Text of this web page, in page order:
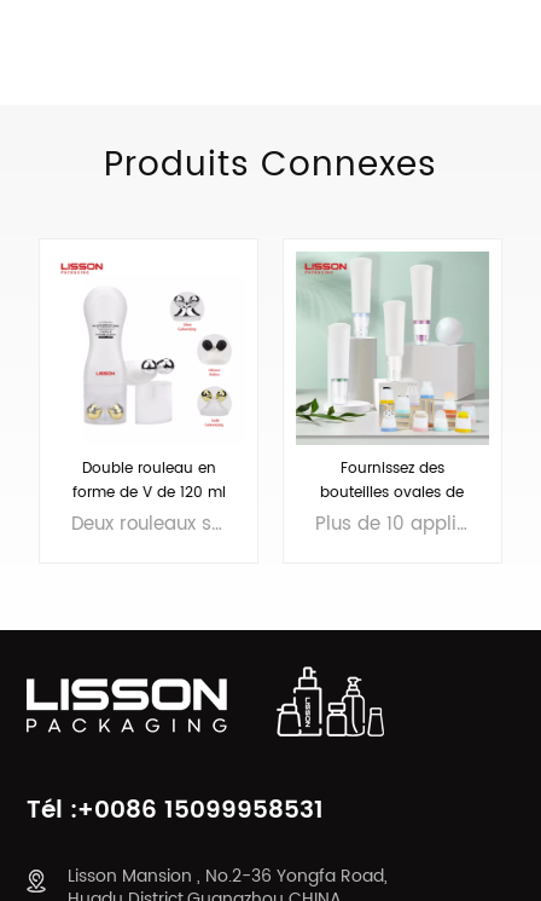
Produits Connexes
Double rouleau en
forme de V de 120 ml
sur bouteille pourDeux rouleaux sur la bouteille, design en V, les rouleaux peuvent être en ABS ou en silicone, adaptés au massage corporel
APPRENDRE
Fournissez des
bouteilles ovales de
soins de la peau
cosmétiques de 45 ml
Plus de 10 applicateurs : rouleau en silicone, billes en acier inoxydable, rouleau éponge, applicateurs à pinceaux, etc. Convient pour les produits de fond de teint, anti-cernes, apprêt, corps mince, nettoyant pour le visage, etc.
APPRENDRE
Tél :+0086 15099958531
Lisson Mansion , No.2-36 Yongfa Road,